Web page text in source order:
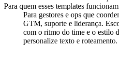
Para quem esses templates
Para gestores e ops que
GTM, suporte e liderança.
com o ritmo do time e o estilo
personalize texto e roteamento.